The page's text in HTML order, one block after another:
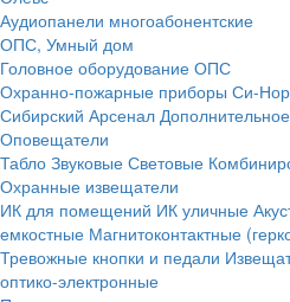
Аудиопанели многоабонентские
ОПС, Умный дом
Головное оборудование ОПС
Охранно-пожарные приборы Си-
Сибирский Арсенал
Оповещатели
Табло Звуковые Световые
Охранные извещатели
ИК для помещений ИК уличные
емкостные Магнитоконтактные
Тревожные кнопки и педали
оптико-электронные